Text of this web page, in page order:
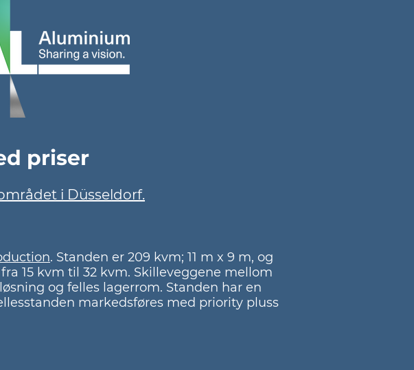
priser
i Düsseldorf.
. Standen er 209 kvm; 11 m x 9 m, og
15 kvm til 32 kvm. Skilleveggene mellom
og felles lagerrom. Standen har en
markedsføres med priority pluss